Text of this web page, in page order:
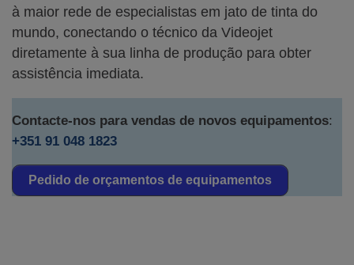
à maior rede de especialistas em jato de tinta do
mundo, conectando o técnico da Videojet
diretamente à sua linha de produção para obter
assistência imediata.
Contacte-nos para vendas de novos equipamentos:
+351 91 048 1823
Pedido de orçamentos de equipamentos